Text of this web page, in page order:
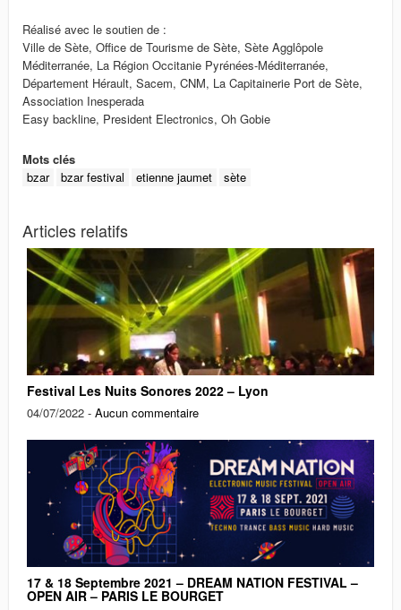
Réalisé avec le soutien de :
Ville de Sète, Office de Tourisme de Sète, Sète Agglôpole
Méditerranée, La Région Occitanie Pyrénées-Méditerranée,
Département Hérault, Sacem, CNM, La Capitainerie Port de Sète,
Association Inesperada
Easy backline, President Electronics, Oh Gobie
Mots clés
bzar
bzar festival etienne jaumet sète
Articles relatifs
Festival Les Nuits Sonores 2022 – Lyon
04/07/2022 - Aucun commentaire
17 & 18 Septembre 2021 – DREAM NATION FESTIVAL –
OPEN AIR – PARIS LE BOURGET